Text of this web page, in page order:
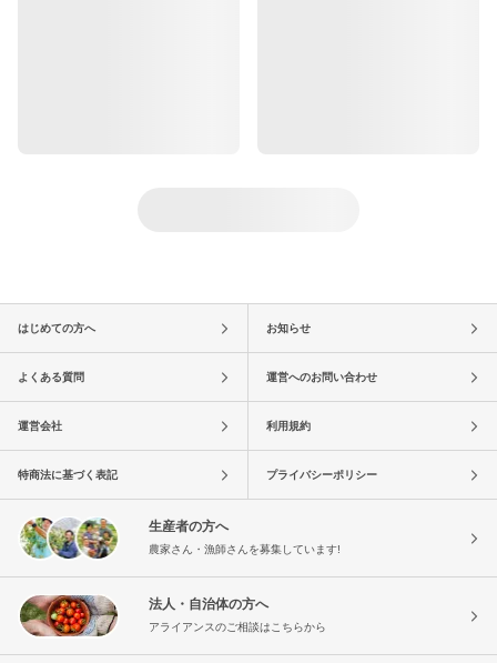
はじめての方へ お知らせ
よくある質問 運営へのお問い合わせ
運営会社 利用規約
特商法に基づく表記 プライバシーポリシー
生産者の方へ
農家さん・漁師さんを募集しています!
法人・自治体の方へ
アライアンスのご相談はこちらから